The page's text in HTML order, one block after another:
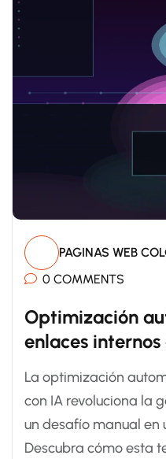
PAGINAS WEB
0 COMMENTS
Optimización
enlaces internos
La optimización
con IA revoluciona la
un desafío manual
Descubra cómo esta